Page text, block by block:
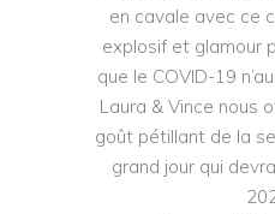
en cavale avec ce
explosif et glamour
que le COVID-19
Laura & Vince nous
goût pétillant de la
grand jour qui